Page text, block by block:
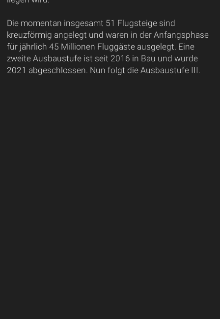
Die momentan insgesamt 51 Flugsteige sind
kreuzförmig angelegt und waren in der Anfangsphase
für jährlich 45 Millionen Fluggäste ausgelegt. Eine
zweite Ausbaustufe ist seit 2016 in Bau und wurde
2021 abgeschlossen. Nun folgt die Ausbaustufe III.